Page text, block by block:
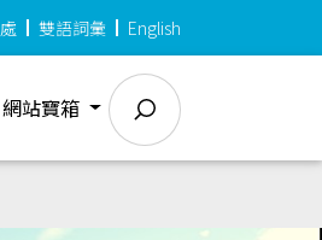
雙語詞彙 English
網站寶箱